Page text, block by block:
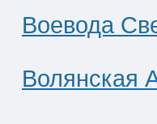
Воевода
Волянская